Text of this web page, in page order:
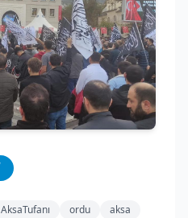
AksaTufanı ordu aksa